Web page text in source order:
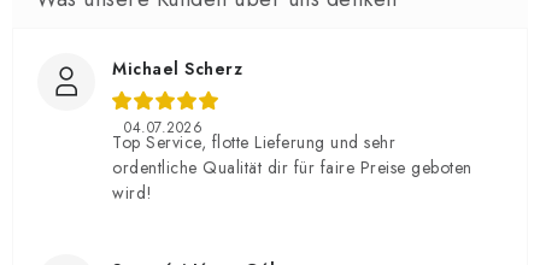
Michael Scherz
04.07.2026
Top Service, flotte Lieferung und sehr
ordentliche Qualität dir für faire Preise geboten
wird!